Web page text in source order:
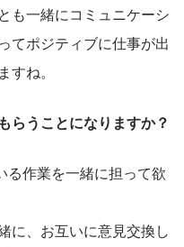
も一緒にコミュニケーシ
てポジティブに仕事が出
ね。
らうことになりますか？
る作業を一緒に担って欲
に、お互いに意見交換し